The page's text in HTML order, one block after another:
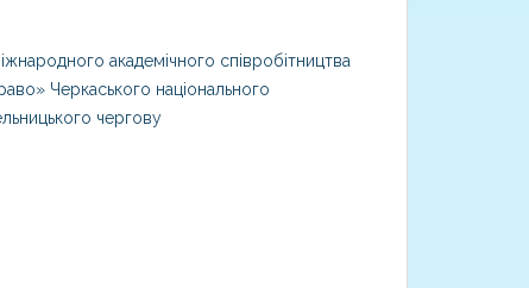
академічного співробітництва
Черкаського національного
чергову